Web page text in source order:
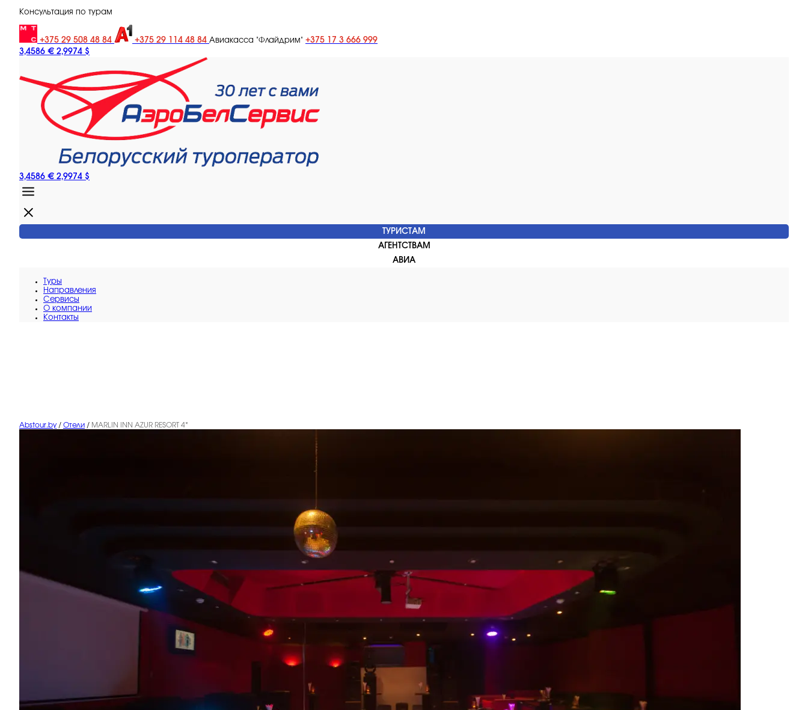
Консультация по турам
+375 29 508 48 84 +375 29 114 48 84 Авиакасса "Флайдрим" +375 17 3 666 999
3,4586 € 2,9974 $
3,4586 € 2,9974 $
ТУРИСТАМ
АГЕНТСТВАМ
АВИА
Туры
Направления
Сервисы
O компании
Контакты
Abstour.by / Отели / MARLIN INN AZUR RESORT 4*